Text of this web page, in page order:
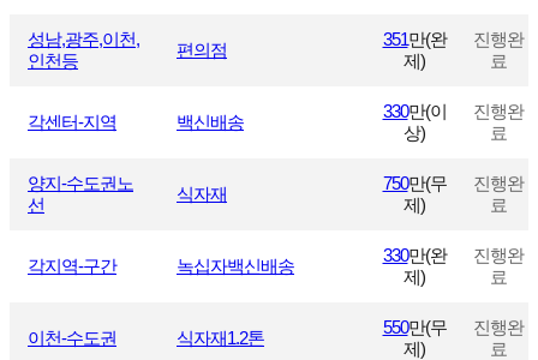
성남,광주,이천,
인천등
편의점
351만(완
제)
진행완
료
각센터-지역 백신배송
330만(이
상)
진행완
료
양지-수도권노
선
식자재
750만(무
제)
진행완
료
각지역-구간 녹십자백신배송
330만(완
제)
진행완
료
이천-수도권 식자재1.2톤
550만(무
제)
진행완
료